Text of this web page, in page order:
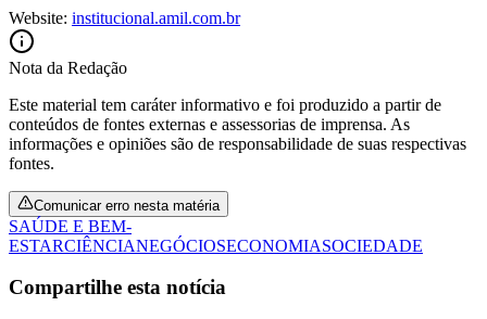
Website: institucional.amil.com.br
Nota da Redação
Este material tem caráter informativo e foi produzido a partir de
conteúdos de fontes externas e assessorias de imprensa. As
informações e opiniões são de responsabilidade de suas respectivas
fontes.
Comunicar erro nesta matéria
SAÚDE E BEM-
ESTARCIÊNCIANEGÓCIOSECONOMIASOCIEDADE
Compartilhe esta notícia